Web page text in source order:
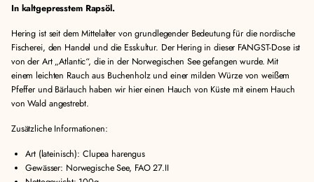
In kaltgepresstem Rapsöl.
Hering ist seit dem Mittelalter von grundlegender Bedeutung für die nordische
Fischerei, den Handel und die Esskultur. Der Hering in dieser FANGST-Dose ist
von der Art „Atlantic“, die in der Norwegischen See gefangen wurde. Mit
einem leichten Rauch aus Buchenholz und einer milden Würze von weißem
Pfeffer und Bärlauch haben wir hier einen Hauch von Küste mit einem Hauch
von Wald angestrebt.
Zusätzliche Informationen:
Art (lateinisch): Clupea harengus
Gewässer: Norwegische See, FAO 27.II